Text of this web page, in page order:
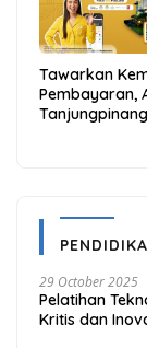
Tawarkan
Pembayaran,
29 October 2025
Pelatihan
Kritis dan